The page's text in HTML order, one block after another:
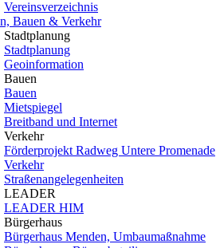
Vereinsverzeichnis
Bauen & Verkehr
Stadtplanung
Stadtplanung
Geoinformation
Bauen
Bauen
Mietspiegel
Breitband und Internet
Verkehr
Förderprojekt Radweg Untere Promenade
Verkehr
Straßenangelegenheiten
LEADER
LEADER HIM
Bürgerhaus
Bürgerhaus Menden, Umbaumaßnahme